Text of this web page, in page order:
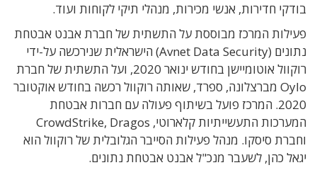
חדירות, אנשי מכירות, מנהלי תיקי לקוחות ועוד.
המרכז מבוססת על התשתית של חברת אבנט אבטחת
נתונים (Avnet Data Security) הישראלית שנירכשה על-ידי
רוקוול אוטומיישן בחודש ינואר 2020, ועל התשתית של חברת
Oylo מברצלונה, ספרד, שאותה רוקוול רכשה בחודש אוקטובר
2020. המרכז פועל בשיתוף פעולה עם חברות אבטחת
המערכות התעשייתיות קלארוטי, CrowdStrike, Dragos
סיסקו. מנהל פעילות הסייבר הגלובלית של רוקוול הוא
כהן, לשעבר מנכ"ל אבנט אבטחת נתונים.